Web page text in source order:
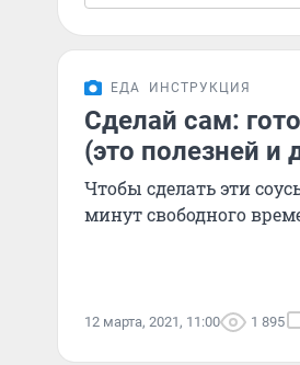
ЕДА ИНСТРУКЦИЯ
Сделай сам:
(это полезней и
Чтобы сделать эти
минут свободного
12 марта, 2021, 11:00 1 895